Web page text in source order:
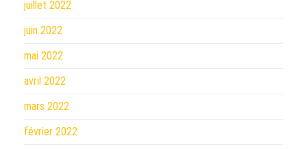
juillet 2022
juin 2022
mai 2022
avril 2022
mars 2022
février 2022